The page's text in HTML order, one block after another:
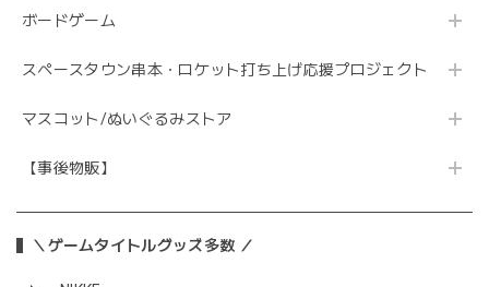
ボードゲーム
スペースタウン串本・ロケット打ち上げ応援プロジェクト
マスコット/ぬいぐるみストア
【事後物販】
＼ゲームタイトルグッズ多数 ／